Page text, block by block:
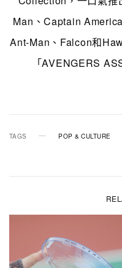
Man、Captain
Ant-Man、Falcon和
「AVENGERS
TAGS POP & CULTURE